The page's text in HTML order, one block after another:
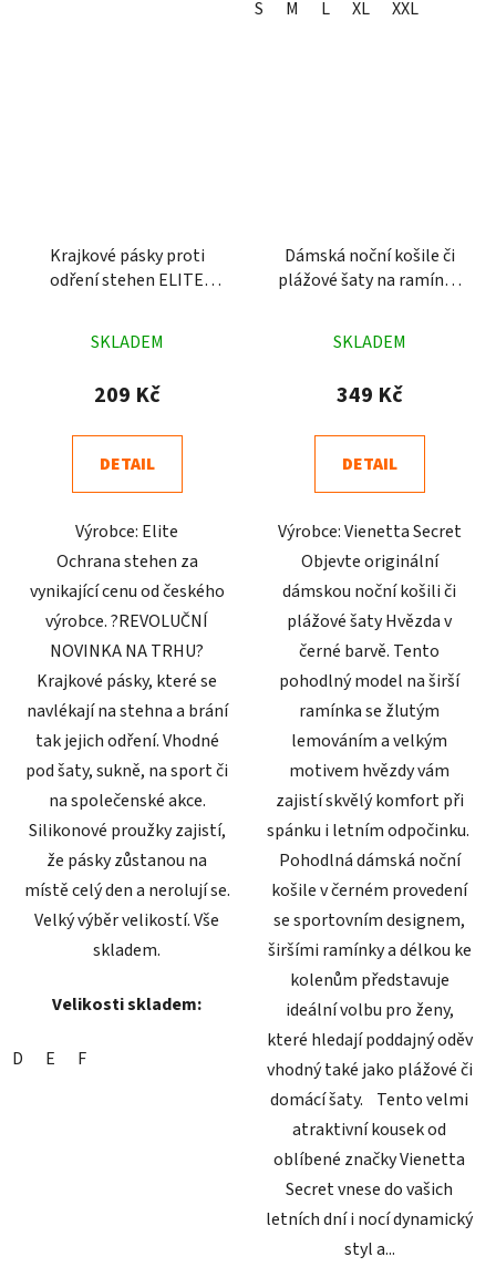
S M L XL XXL
Krajkové pásky proti
odření stehen ELITE
hodnocení
produktu
4,4
z
hvězdiček.
SKLADEM
209 Kč
DETAIL
Výrobce: Elite
Ochrana stehen za
vynikající cenu od českého
výrobce. ?REVOLUČNÍ
NOVINKA NA TRHU?
Krajkové pásky, které se
navlékají na stehna a brání
tak jejich odření. Vhodné
pod šaty, sukně, na sport či
na společenské akce.
Silikonové proužky zajistí,
že pásky zůstanou na
místě celý den a nerolují se.
Velký výběr velikostí. Vše
skladem.
Velikosti skladem:
D E F
Dámská noční košile či
plážové šaty na ramínka
hodnocení
produktu
4,7
z
hvězdiček.
SKLADEM
349 Kč
DETAIL
Výrobce: Vienetta Secret
Objevte originální
dámskou noční košili či
plážové šaty Hvězda v
černé barvě. Tento
pohodlný model na širší
ramínka se žlutým
lemováním a velkým
motivem hvězdy vám
zajistí skvělý komfort při
spánku i letním odpočinku.
Pohodlná dámská noční
košile v černém provedení
se sportovním designem,
širšími ramínky a délkou ke
kolenům představuje
ideální volbu pro ženy,
které hledají poddajný oděv
vhodný také jako plážové či
domácí šaty. Tento velmi
atraktivní kousek od
oblíbené značky Vienetta
Secret vnese do vašich
letních dní i nocí dynamický
styl a...